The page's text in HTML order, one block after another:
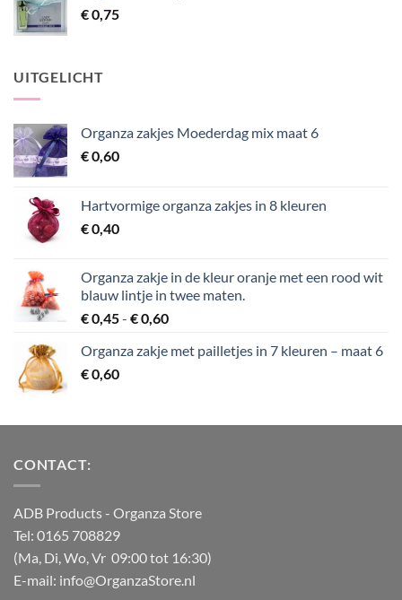
€0,75
UITGELICHT
Organza zakjes Moederdag mix maat 6
€0,60
Hartvormige organza zakjes in 8 kleuren
€0,40
Organza zakje in de kleur oranje met een rood wit
blauw lintje in twee maten.
€0,45- €0,60Prijsklasse:
tot
Organza zakje met pailletjes in 7 kleuren – maat 6
€0,60
CONTACT:
ADB Products- Organza Store
Tel: 0165 708829
(Ma, Di, Wo, Vr 09:00 tot 16:30)
E-mail: info@OrganzaStore.nl